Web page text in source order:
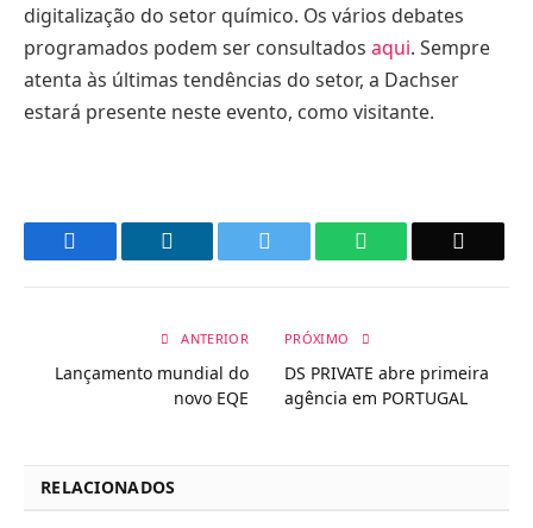
digitalização do setor químico. Os vários debates
programados podem ser consultados aqui. Sempre
atenta às últimas tendências do setor, a Dachser
estará presente neste evento, como visitante.
WhatsApp
ANTERIOR
Lançamento mundial do
novo EQE
PRÓXIMO
DS PRIVATE abre primeira
agência em PORTUGAL
RELACIONADOS